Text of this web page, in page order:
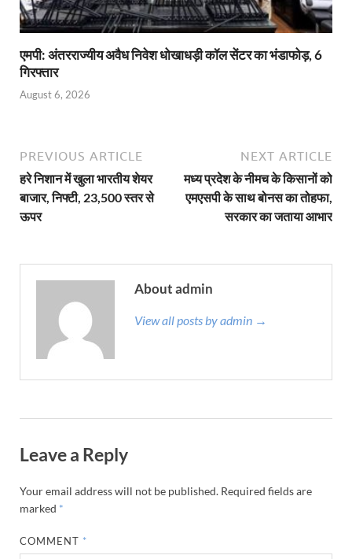
एमपी: अंतरराज्यीय अवैध निवेश धोखाधड़ी कॉल सेंटर का भंडाफोड़, 6
गिरफ्तार
August 6, 2026
PREVIOUS ARTICLE
हरे निशान में खुला भारतीय शेयर
बाजार, निफ्टी, 23,500 स्तर से
ऊपर
NEXT ARTICLE
मध्य प्रदेश के नीमच के किसानों को
एमएसपी के साथ बोनस का तोहफा,
सरकार का जताया आभार
About admin
View all posts by admin →
Leave a Reply
Your email address will not be published. Required fields are
marked *
COMMENT *